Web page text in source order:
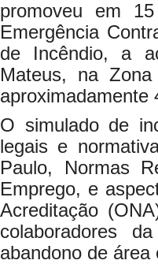
promoveu em
Emergência
de Incêndio, a
Mateus, na
aproximadamente
O simulado de
legais e
Paulo, Normas
Emprego, e
Acreditação
colaboradores
abandono de área